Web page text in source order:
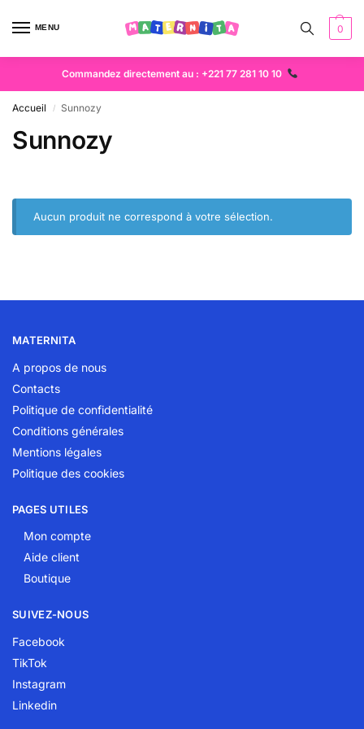
MENU 0
Commandez directement au : +221 77 281 10 10
Accueil / Sunnozy
Sunnozy
Aucun produit ne correspond à votre sélection.
MATERNITA
A propos de nous
Contacts
Politique de confidentialité
Conditions générales
Mentions légales
Politique des cookies
PAGES UTILES
Mon compte
Aide client
Boutique
SUIVEZ-NOUS
Facebook
TikTok
Instagram
Linkedin